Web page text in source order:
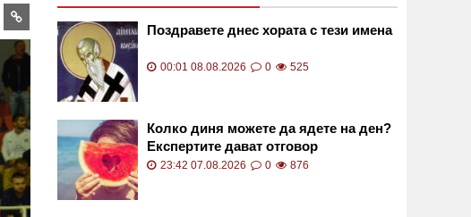
Поздравете днес хората с тези имена
00:01 08.08.2026 0 525
Колко диня можете да ядете на ден?
Експертите дават отговор
23:42 07.08.2026 0 876